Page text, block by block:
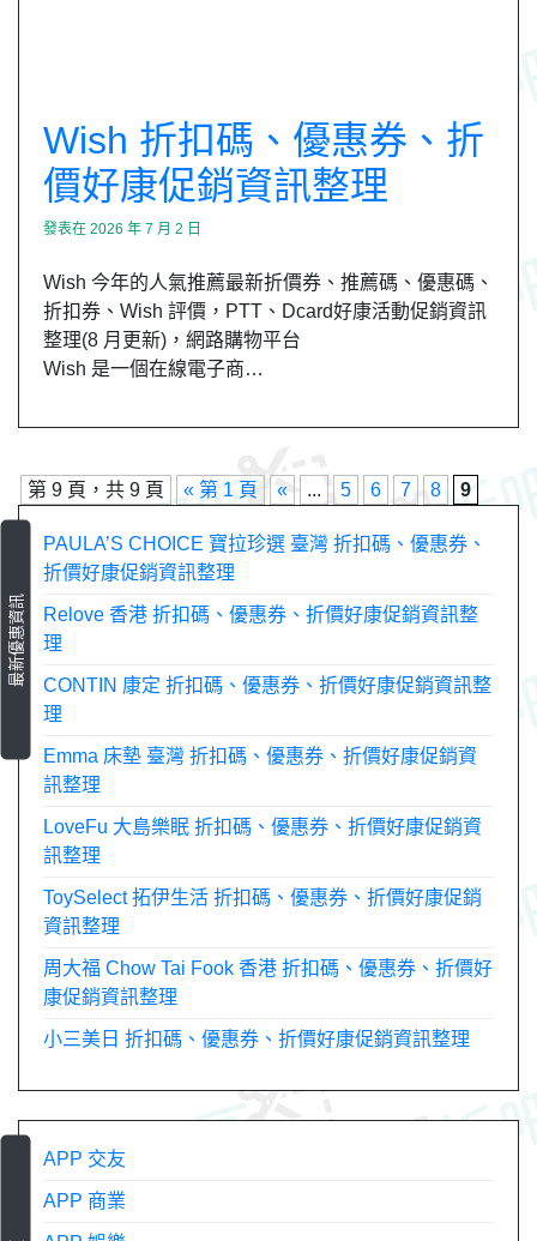
Wish 折扣碼、優惠券、折
價好康促銷資訊整理
發表在 2026 年 7 月 2 日
Wish 今年的人氣推薦最新折價券、推薦碼、優惠碼、
折扣券、Wish 評價，PTT、Dcard好康活動促銷資訊
整理(8 月更新)，網路購物平台
Wish 是一個在線電子商…
第 9 頁，共 9 頁 « 第 1 頁 « ... 5 6 7 8 9
最新優惠資訊
PAULA’S CHOICE 寶拉珍選 臺灣 折扣碼、優惠券、
折價好康促銷資訊整理
Relove 香港 折扣碼、優惠券、折價好康促銷資訊整
理
CONTIN 康定 折扣碼、優惠券、折價好康促銷資訊整
理
Emma 床墊 臺灣 折扣碼、優惠券、折價好康促銷資
訊整理
LoveFu 大島樂眠 折扣碼、優惠券、折價好康促銷資
訊整理
ToySelect 拓伊生活 折扣碼、優惠券、折價好康促銷
資訊整理
周大福 Chow Tai Fook 香港 折扣碼、優惠券、折價好
康促銷資訊整理
小三美日 折扣碼、優惠券、折價好康促銷資訊整理
APP 交友
APP 商業